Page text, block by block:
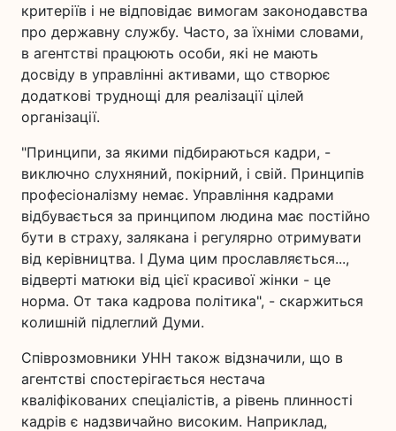
критеріїв і не відповідає вимогам законодавства
про державну службу. Часто, за їхніми словами,
в агентстві працюють особи, які не мають
досвіду в управлінні активами, що створює
додаткові труднощі для реалізації цілей
організації.
"Принципи, за якими підбираються кадри, -
виключно слухняний, покірний, і свій. Принципів
професіоналізму немає. Управління кадрами
відбувається за принципом людина має постійно
бути в страху, залякана і регулярно отримувати
від керівництва. І Дума цим прославляється...,
відверті матюки від цієї красивої жінки - це
норма. От така кадрова політика", - скаржиться
колишній підлеглий Думи.
Співрозмовники УНН також відзначили, що в
агентстві спостерігається нестача
кваліфікованих спеціалістів, а рівень плинності
кадрів є надзвичайно високим. Наприклад,